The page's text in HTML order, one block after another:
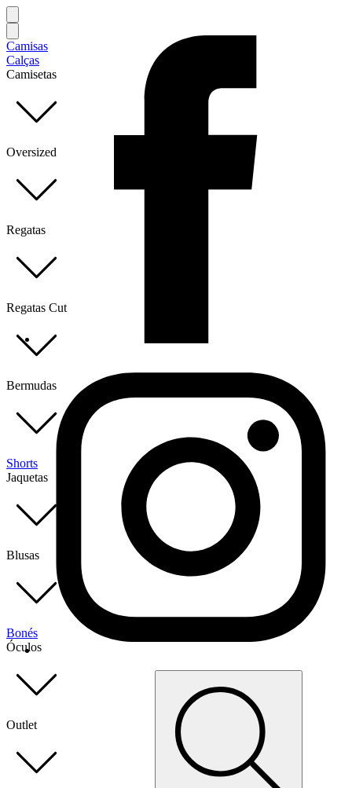
Camisas
Calças
Camisetas
Oversized
Regatas
Regatas Cut
Bermudas
Shorts
Jaquetas
Blusas
Bonés
Óculos
Outlet